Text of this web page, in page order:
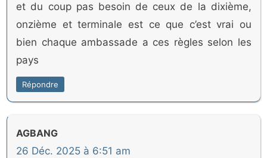
et du coup pas besoin de ceux de la dixième,
onzième et terminale est ce que c’est vrai ou
bien chaque ambassade a ces règles selon les
pays
Répondre
AGBANG
26 Déc. 2025 à 6:51 am